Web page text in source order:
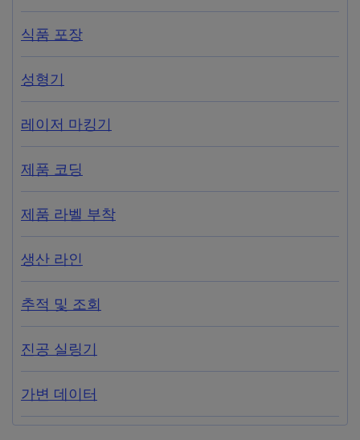
식품 포장
성형기
레이저 마킹기
제품 코딩
제품 라벨 부착
생산 라인
추적 및 조회
진공 실링기
가변 데이터